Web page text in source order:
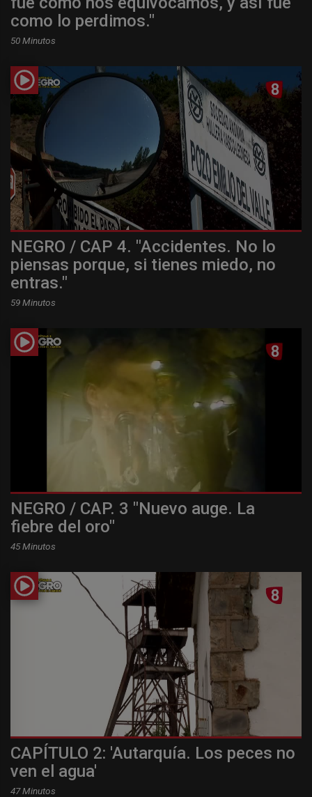
como lo perdimos."
50 Minutos
NEGRO / CAP 4. "Accidentes. No lo
piensas porque, si tienes miedo, no
entras."
59 Minutos
NEGRO / CAP. 3 "Nuevo auge. La
fiebre del oro"
45 Minutos
CAPÍTULO 2: 'Autarquía. Los peces no
ven el agua'
47 Minutos